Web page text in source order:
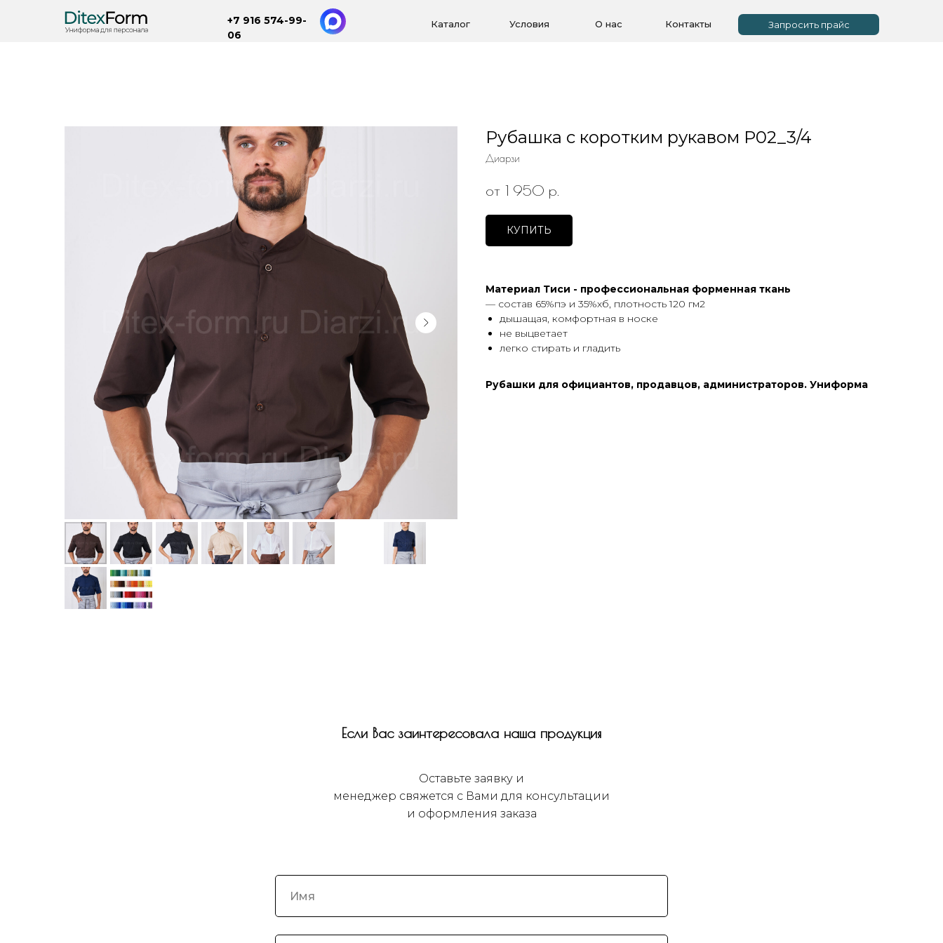
+7 916 574-99-
06
Запросить прайс
О нас Контакты
Условия
Каталог
Рубашка с коротким рукавом Р02_3/4
Диарзи
от 1 950 р.
КУПИТЬ
Материал Тиси - профессиональная форменная ткань
— состав 65%пэ и 35%хб, плотность 120 гм2
дышащая, комфортная в носке
не выцветает
легко стирать и гладить
Рубашки для официантов, продавцов, администраторов. Униформа
Если Вас заинтересовала наша продукция
Оставьте заявку и
менеджер свяжется с Вами для консультации
и оформления заказа